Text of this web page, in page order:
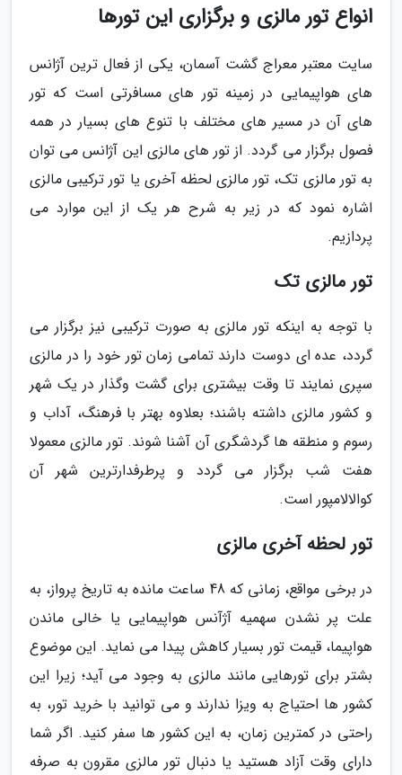
انواع تور مالزی و برگزاری این تورها
سایت معتبر معراج گشت آسمان، یکی از فعال ترین آژانس
های هواپیمایی در زمینه تور های مسافرتی است که تور
های آن در مسیر های مختلف با تنوع های بسیار در همه
فصول برگزار می گردد. از تور های مالزی این آژانس می توان
به تور مالزی تک، تور مالزی لحظه آخری یا تور ترکیبی مالزی
اشاره نمود که در زیر به شرح هر یک از این موارد می
پردازیم.
تور مالزی تک
با توجه به اینکه تور مالزی به صورت ترکیبی نیز برگزار می
گردد، عده ای دوست دارند تمامی زمان تور خود را در مالزی
سپری نمایند تا وقت بیشتری برای گشت وگذار در یک شهر
و کشور مالزی داشته باشند؛ بعلاوه بهتر با فرهنگ، آداب و
رسوم و منطقه ها گردشگری آن آشنا شوند. تور مالزی معمولا
هفت شب برگزار می گردد و پرطرفدارترین شهر آن
کوالالامپور است.
تور لحظه آخری مالزی
در برخی مواقع، زمانی که 48 ساعت مانده به تاریخ پرواز، به
علت پر نشدن سهمیه آژآنس هواپیمایی یا خالی ماندن
هواپیما، قیمت تور بسیار کاهش پیدا می نماید. این موضوع
بشتر برای تورهایی مانند مالزی به وجود می آید؛ زیرا این
کشور ها احتیاج به ویزا ندارند و می توانید با خرید تور، به
راحتی در کمترین زمان، به این کشور ها سفر کنید. اگر شما
دارای وقت آزاد هستید یا دنبال تور مالزی مقرون به صرفه